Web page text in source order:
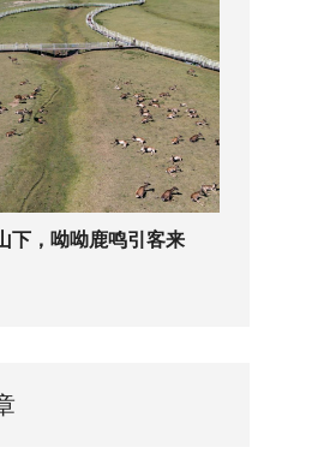
下，呦呦鹿鸣引客来